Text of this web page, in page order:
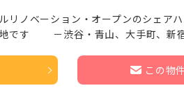
リノベーション・オープンのシェア
地です －渋谷・青山、大手町、新
この物